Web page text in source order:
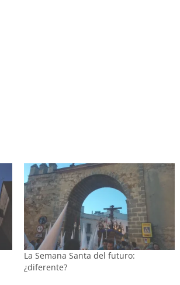
La Semana Santa del futuro:
¿diferente?